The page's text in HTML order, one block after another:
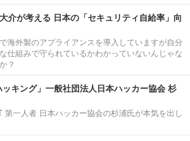
介が考える 日本の「セキュリティ自給率」向
海外製のアプライアンスを導入していますが自分
仕組みで守られているかわかっていないんじゃな
？
ッキング」一般社団法人日本ハッカー協会 杉
第一人者 日本ハッカー協会の杉浦氏が本気を出し